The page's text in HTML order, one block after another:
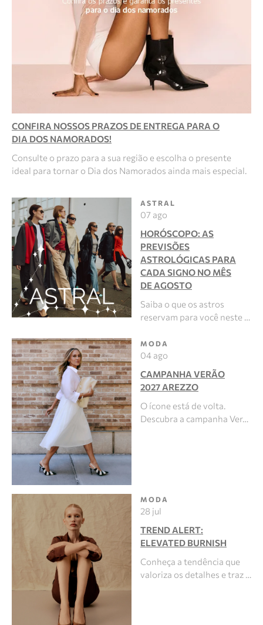
CONFIRA NOSSOS PRAZOS DE ENTREGA PARA O
DIA DOS NAMORADOS!
Consulte o prazo para a sua região e escolha o presente
ideal para tornar o Dia dos Namorados ainda mais especial.
ASTRAL
07 ago
HORÓSCOPO: AS
PREVISÕES
ASTROLÓGICAS PARA
CADA SIGNO NO MÊS
DE AGOSTO
Saiba o que os astros
reservam para você neste …
MODA
04 ago
CAMPANHA VERÃO
2027 AREZZO
O ícone está de volta.
Descubra a campanha Ver…
MODA
28 jul
TREND ALERT:
ELEVATED BURNISH
Conheça a tendência que
valoriza os detalhes e traz …